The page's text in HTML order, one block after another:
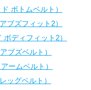
ボトムベルト）
ブズフィット2）
ディフィット2）
ブズベルト）
ームベルト）
ッグベルト）